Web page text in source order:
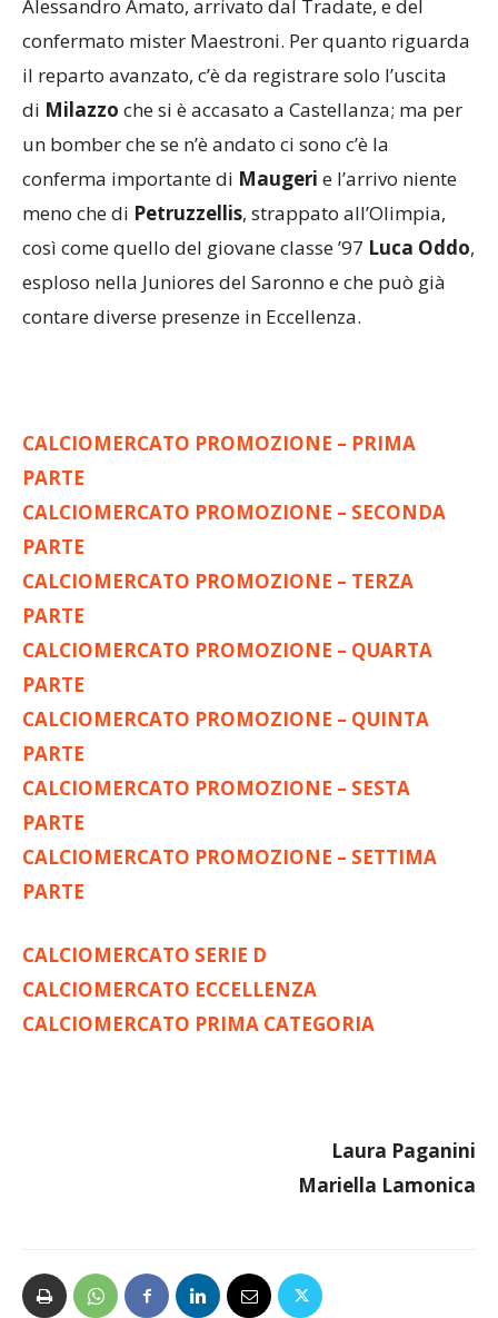
confermato mister Maestroni. Per quanto riguarda
il reparto avanzato, c’è da registrare solo l’uscita
diMilazzoche si è accasato a Castellanza; ma per
un bomber che se n’è andato ci sono c’è la
conferma importante diMaugerie l’arrivo niente
meno che diPetruzzellis, strappato all’Olimpia,
così come quello del giovane classe ’97 Luca Oddo
esploso nella Juniores del Saronno e che può già
contare diverse presenze in Eccellenza.
PARTE
CALCIOMERCATO PROMOZIONE – SECONDA
PARTE
CALCIOMERCATO PROMOZIONE – TERZA
PARTE
CALCIOMERCATO PROMOZIONE – QUARTA
PARTE
CALCIOMERCATO PROMOZIONE – QUINTA
PARTE
CALCIOMERCATO PROMOZIONE – SESTA
PARTE
CALCIOMERCATO PROMOZIONE – SETTIMA
PARTE
CALCIOMERCATO ECCELLENZA
CALCIOMERCATO PRIMA CATEGORIA
Mariella Lamonica